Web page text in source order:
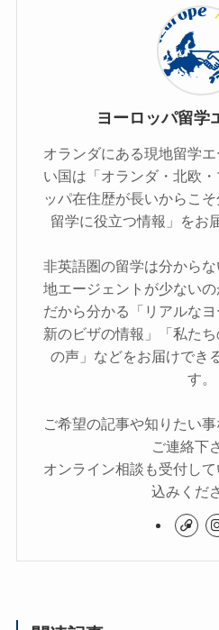
ヨーロッパ留学
オランダにある現地留学
い国は「オランダ・北欧
ッパ在住歴が長いからこ
留学に役立つ情報」をお
非英語圏の留学は分から
地エージェントが少ない
だから分かる「リアルな
新のビザの情報」「私た
の声」などをお届けでき
す。
ご希望の記事や知りたい
ご連絡下
オンライン相談も受付し
込みくだ